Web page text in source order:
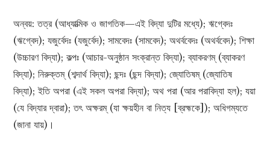
অন্বয়: তত্র (আধ্যাত্মিক ও জাগতিক—এই বিদ্যা দুটির মধ্যে); ঋগ্বেদঃ
(ঋগ্বেদ); যজুর্বেদঃ (যজুর্বেদ); সামবেদঃ (সামবেদ); অথর্ববেদঃ (অথর্ববেদ); শিক্ষা
(উচ্চারণ বিদ্যা); কল্পঃ (আচার-অনুষ্ঠান সংক্রান্ত বিদ্যা); ব্যাকরণম্‌ (ব্যাকরণ
বিদ্যা); নিরুক্তম্‌ (শব্দার্থ বিদ্যা); ছন্দঃ (ছন্দ বিদ্যা); জ্যোতিষম্‌ (জ্যোতিষ
বিদ্যা); ইতি অপরা (এই সকল অপরা বিদ্যা); অথ পরা (আর পরাবিদ্যা হল); যয়া
(যে বিদ্যার দ্বারা); তৎ অক্ষরম্‌ (যা ক্ষয়হীন বা নিত্য [ব্রহ্মকে]); অধিগম্যতে
(জানা যায়)।